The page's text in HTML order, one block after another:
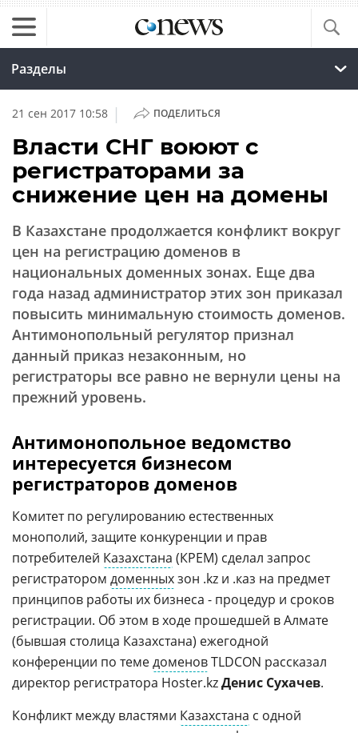
Разделы
21 сен 2017 10:58 | ПОДЕЛИТЬСЯ
Власти СНГ воюют с
регистраторами за
снижение цен на домены
В Казахстане продолжается конфликт вокруг
цен на регистрацию доменов в
национальных доменных зонах. Еще два
года назад администратор этих зон приказал
повысить минимальную стоимость доменов.
Антимонопольный регулятор признал
данный приказ незаконным, но
регистраторы все равно не вернули цены на
прежний уровень.
Антимонопольное ведомство
интересуется бизнесом
регистраторов доменов
Комитет по регулированию естественных
монополий, защите конкуренции и прав
потребителей Казахстана (КРЕМ) сделал запрос
регистратором доменныхзон .kz и .каз на предмет
принципов работы их бизнеса - процедур и сроков
регистрации. Об этом в ходе прошедшей в Алмате
(бывшая столица Казахстана) ежегодной
конференции по темедоменовTLDCON рассказал
директор регистратора Hoster.kzДенис Сухачев.
Конфликт между властями Казахстана с одной